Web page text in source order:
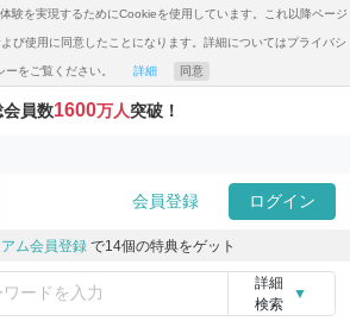
験を実現するためにCookieを使用しています。これ以降ページ
び使用に同意したことになります。詳細についてはプライバシ
ーをご覧ください。 詳細 同意
会員数1600万人突破！
会員登録 ログイン
ム会員登録 で14個の特典をゲット
詳細
検索
▼